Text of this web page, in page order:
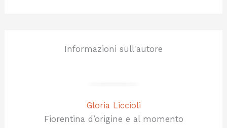
Informazioni sull'autore
Gloria Liccioli
Fiorentina d’origine e al momento